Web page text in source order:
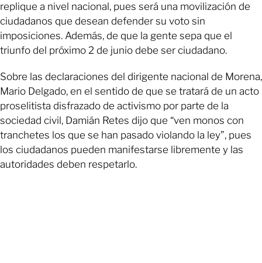
replique a nivel nacional, pues será una movilización de
ciudadanos que desean defender su voto sin
imposiciones. Además, de que la gente sepa que el
triunfo del próximo 2 de junio debe ser ciudadano.
Sobre las declaraciones del dirigente nacional de Morena,
Mario Delgado, en el sentido de que se tratará de un acto
proselitista disfrazado de activismo por parte de la
sociedad civil, Damián Retes dijo que “ven monos con
tranchetes los que se han pasado violando la ley”, pues
los ciudadanos pueden manifestarse libremente y las
autoridades deben respetarlo.